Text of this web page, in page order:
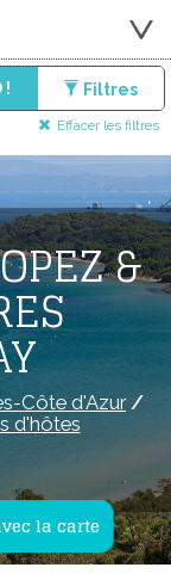
! Filtres
Effacer les filtres
la carte
&
Côte d'Azur/
d'hôtes